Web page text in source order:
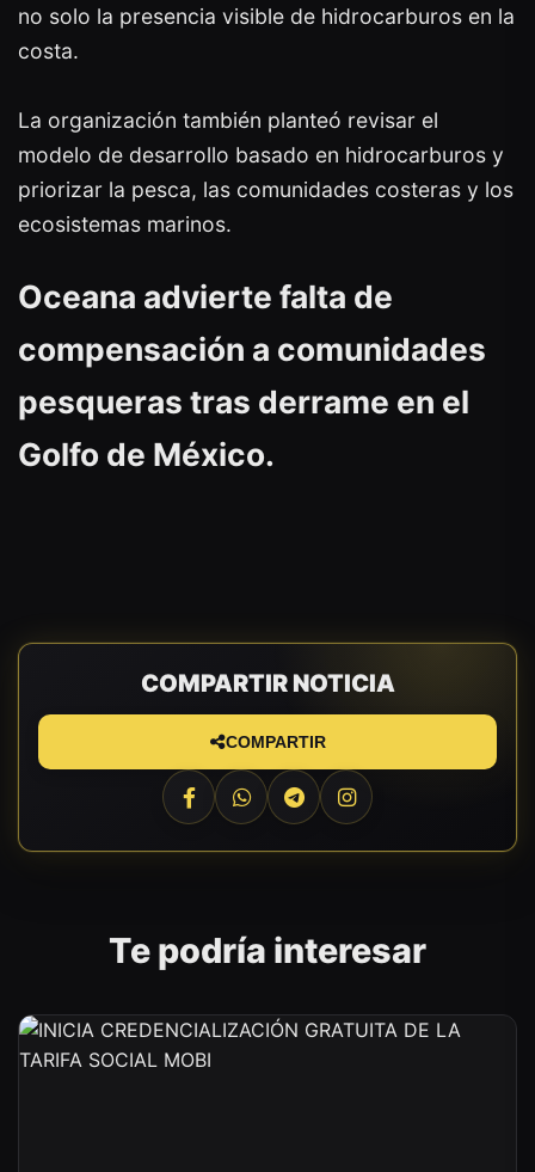
no solo la presencia visible de hidrocarburos en la
costa.
La organización también planteó revisar el
modelo de desarrollo basado en hidrocarburos y
priorizar la pesca, las comunidades costeras y los
ecosistemas marinos.
Oceana advierte falta de
compensación a comunidades
pesqueras tras derrame en el
Golfo de México.
COMPARTIR NOTICIA
COMPARTIR
Te podría interesar